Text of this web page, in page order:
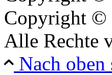
Copyright ©
Alle Rechte
Nach oben